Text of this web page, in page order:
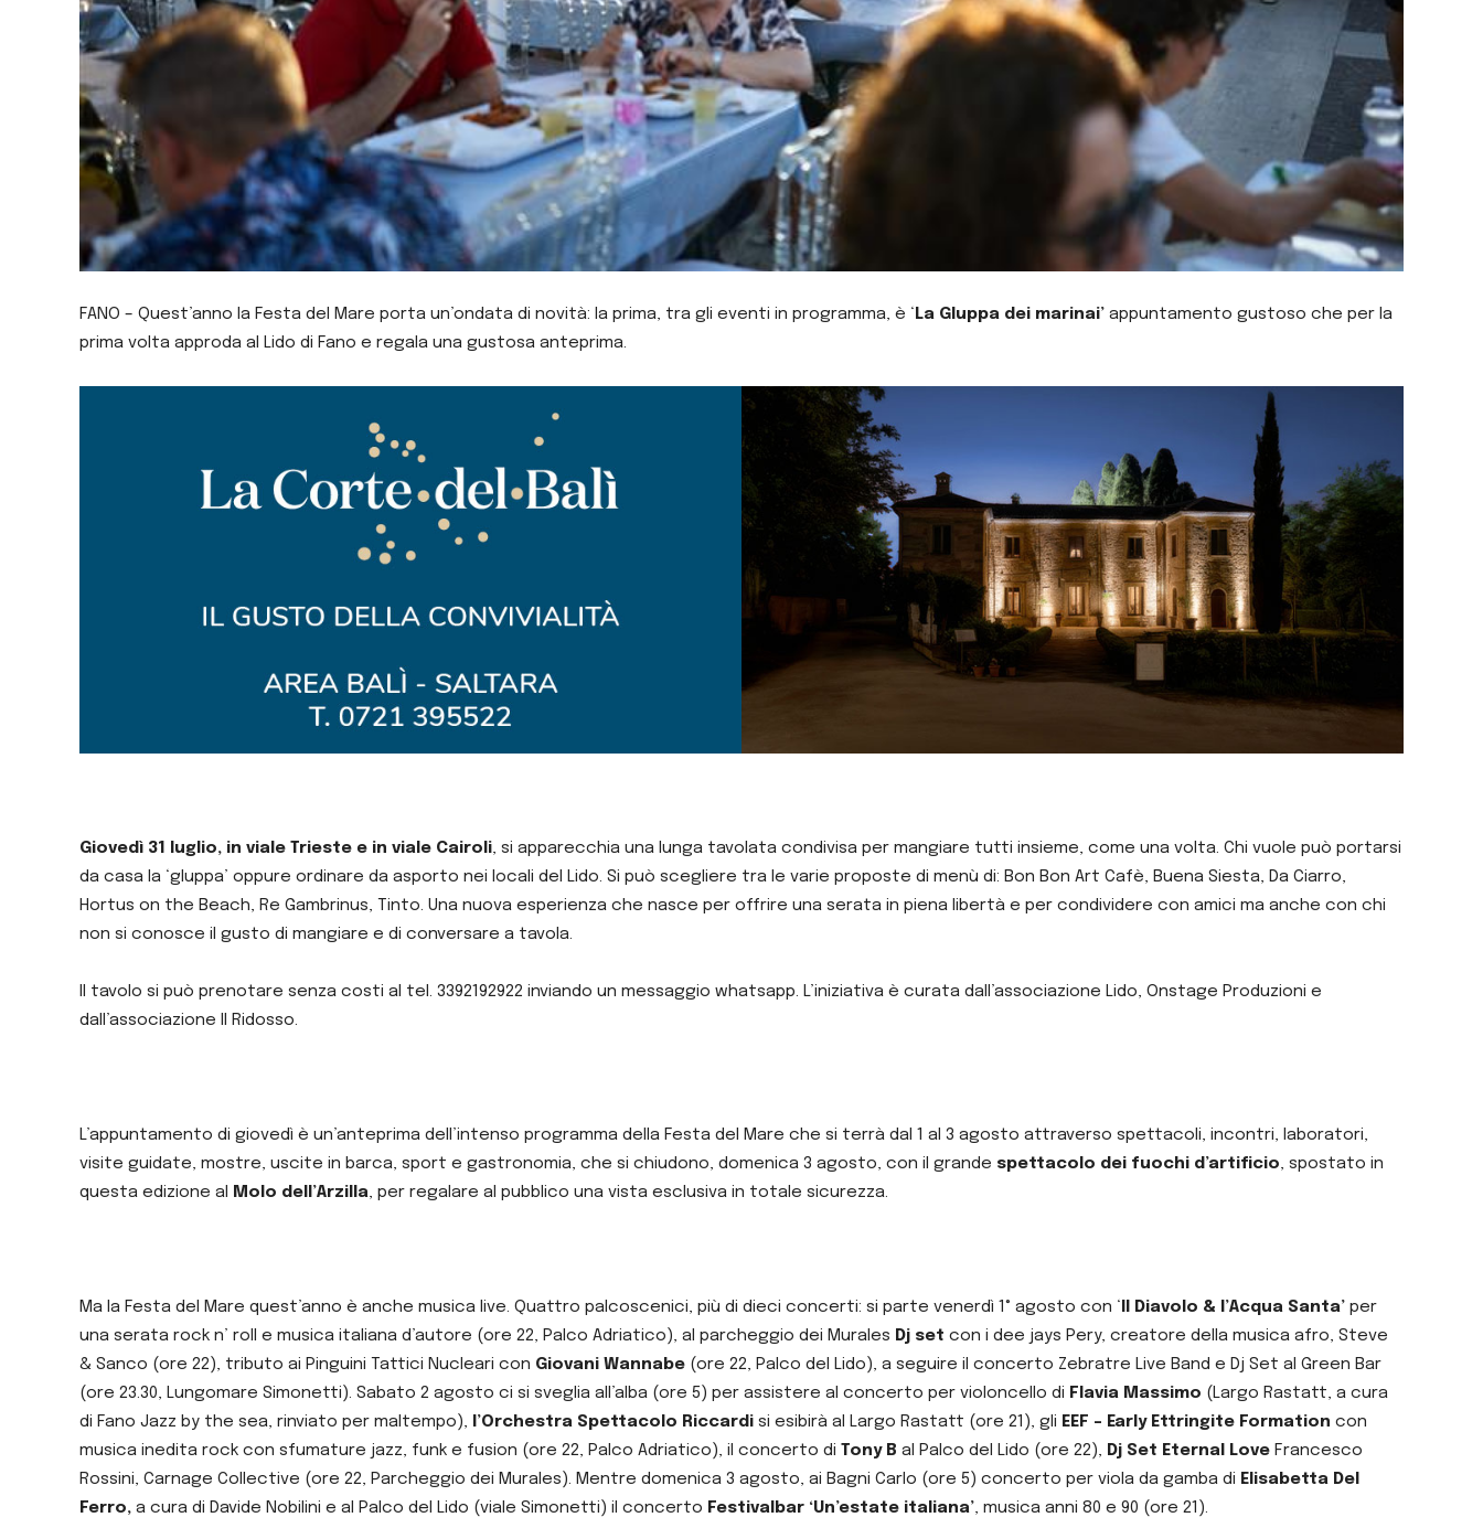
FANO – Quest’anno la Festa del Mare porta un’ondata di novità: la prima, tra gli eventi in programma, è ‘ La Gluppa dei marinai’ appuntamento gustoso che per la
prima volta approda al Lido di Fano e regala una gustosa anteprima.
Giovedì 31 luglio, in viale Trieste e in viale Cairoli, si apparecchia una lunga tavolata condivisa per mangiare tutti insieme, come una volta. Chi vuole può portarsi
da casa la ‘gluppa’ oppure ordinare da asporto nei locali del Lido. Si può scegliere tra le varie proposte di menù di: Bon Bon Art Cafè, Buena Siesta, Da Ciarro,
Hortus on the Beach, Re Gambrinus, Tinto. Una nuova esperienza che nasce per offrire una serata in piena libertà e per condividere con amici ma anche con chi
non si conosce il gusto di mangiare e di conversare a tavola.
Il tavolo si può prenotare senza costi al tel. 3392192922 inviando un messaggio whatsapp. L’iniziativa è curata dall’associazione Lido, Onstage Produzioni e
dall’associazione Il Ridosso.
L’appuntamento di giovedì è un’anteprima dell’intenso programma della Festa del Mare che si terrà dal 1 al 3 agosto attraverso spettacoli, incontri, laboratori,
visite guidate, mostre, uscite in barca, sport e gastronomia, che si chiudono, domenica 3 agosto, con il grande spettacolo dei fuochi d’artificio, spostato in
questa edizione al Molo dell’Arzilla, per regalare al pubblico una vista esclusiva in totale sicurezza.
Ma la Festa del Mare quest’anno è anche musica live. Quattro palcoscenici, più di dieci concerti: si parte venerdì 1° agosto con ‘Il Diavolo & l’Acqua Santa’ per
una serata rock n’ roll e musica italiana d’autore (ore 22, Palco Adriatico), al parcheggio dei Murales Dj set con i dee jays Pery, creatore della musica afro, Steve
& Sanco (ore 22), tributo ai Pinguini Tattici Nucleari con Giovani Wannabe (ore 22, Palco del Lido), a seguire il concerto Zebratre Live Band e Dj Set al Green Bar
(ore 23.30, Lungomare Simonetti). Sabato 2 agosto ci si sveglia all’alba (ore 5) per assistere al concerto per violoncello di Flavia Massimo (Largo Rastatt, a cura
di Fano Jazz by the sea, rinviato per maltempo), l’Orchestra Spettacolo Riccardi si esibirà al Largo Rastatt (ore 21), gli EEF – Early Ettringite Formation con
musica inedita rock con sfumature jazz, funk e fusion (ore 22, Palco Adriatico), il concerto di Tony B al Palco del Lido (ore 22), Dj Set Eternal Love Francesco
Rossini, Carnage Collective (ore 22, Parcheggio dei Murales). Mentre domenica 3 agosto, ai Bagni Carlo (ore 5) concerto per viola da gamba di Elisabetta Del
Ferro, a cura di Davide Nobilini e al Palco del Lido (viale Simonetti) il concerto Festivalbar ‘Un’estate italiana’, musica anni 80 e 90 (ore 21).